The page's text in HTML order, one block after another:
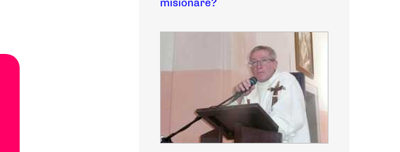
misionáře?